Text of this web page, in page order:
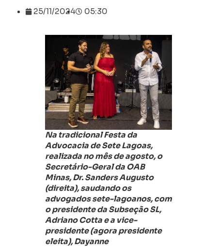
25/11/2024 05:30
Na tradicional Festa da
Advocacia de Sete Lagoas,
realizada no mês de agosto, o
Secretário-Geral da OAB
Minas, Dr. Sanders Augusto
(direita), saudando os
advogados sete-lagoanos, com
o presidente da Subseção SL,
Adriano Cotta e a vice-
presidente (agora presidente
eleita), Dayanne